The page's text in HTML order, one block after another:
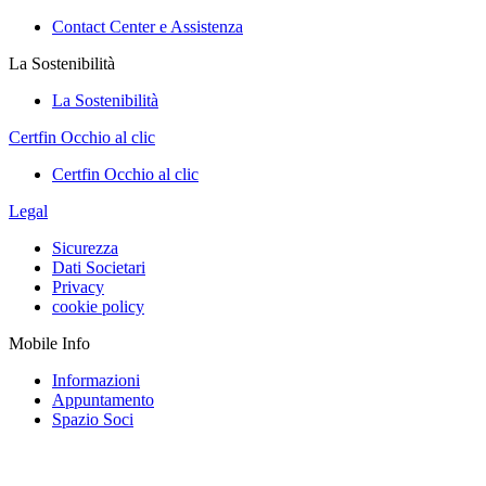
Contact Center e Assistenza
La Sostenibilità
La Sostenibilità
Certfin Occhio al clic
Certfin Occhio al clic
Legal
Sicurezza
Dati Societari
Privacy
cookie policy
Mobile Info
Informazioni
Appuntamento
Spazio Soci